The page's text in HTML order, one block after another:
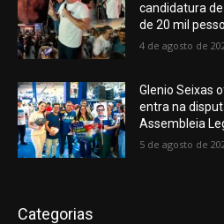
candidatura
de 20 mil
4 de agosto de
Glenio Seixas
entra na
Assembleia
5 de agosto de
Categorias